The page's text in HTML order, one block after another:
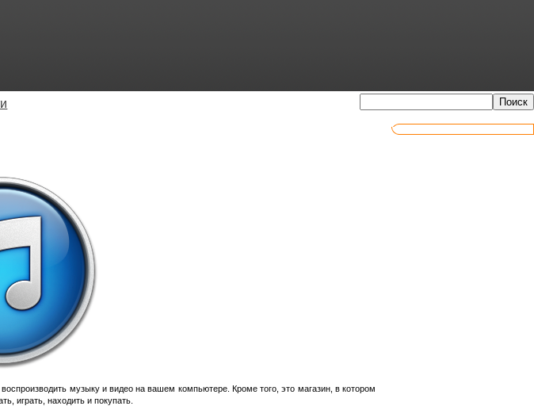
музыку и видео на вашем компьютере. Кроме того, это магазин, в котором
играть, находить и покупать.